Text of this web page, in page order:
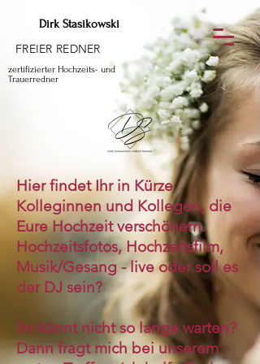
Dirk Stasikowski
FREIER REDNER
zertifizierter Hochzeits- und
Trauerredner
Hier findet Ihr in Kürze
Kolleginnen und Kollegen, die
Eure Hochzeit verschönern.
Hochzeitsfotos, Hochzeitsfilm,
Musik/Gesang - live oder soll es
der DJ sein?
Ihr könnt nicht so lange warten?
Dann fragt mich bei unserem